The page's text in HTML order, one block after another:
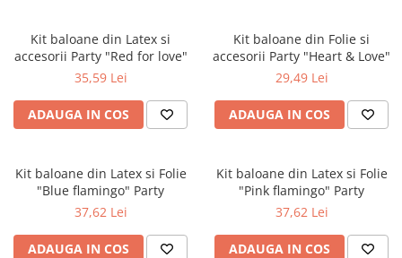
Cap minirosa
Cap orhidee phalaenopsis
Crengi decorative
Ghirlande
Flori artificiale la ghiveci
Verdeata decorativa
Kit baloane din Latex si
accesorii Party "Red for love"
35,59 Lei
ADAUGA IN COS
Kit baloane din Folie si
accesorii Party "Heart & Love"
29,49 Lei
ADAUGA IN COS
Kit baloane din Latex si Folie
"Blue flamingo" Party
37,62 Lei
ADAUGA IN COS
Kit baloane din Latex si Folie
"Pink flamingo" Party
37,62 Lei
ADAUGA IN COS